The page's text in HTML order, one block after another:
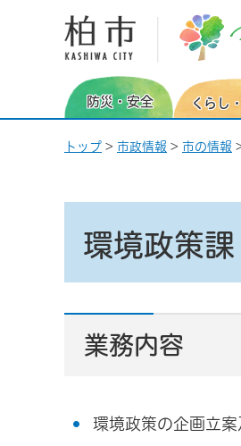
柏市 つづくを、つなぐ
防災・安全 くらし
トップ > 市政情報 > 市の情報
環境政策課
業務内容
環境政策の企画立案